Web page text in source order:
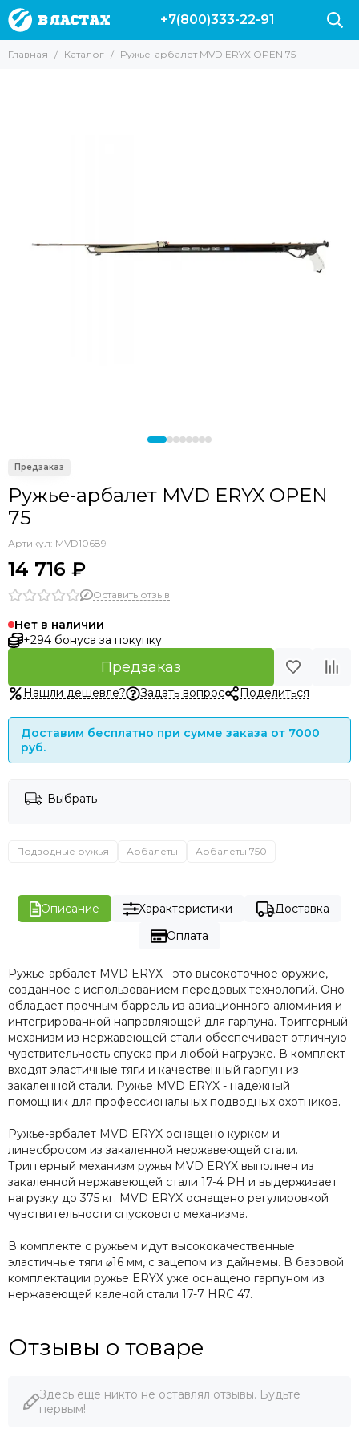
+7(800)333-22-91
Главная Каталог Ружье-арбалет MVD ERYX OPEN 75
Ружье-арбалет MVD ERYX OPEN
75
Артикул: MVD10689
14 716 ₽
Оставить отзыв
Нет в наличии
+294 бонуса за покупку
Предзаказ
Нашли дешевле? Задать вопрос Поделиться
Доставим бесплатно при сумме заказа от 7000
руб.
Выбрать
Подводные ружья Арбалеты Арбалеты 750
Описание Характеристики
Доставка
Оплата
Ружье-арбалет MVD ERYX - это высокоточное оружие,
созданное с использованием передовых технологий. Оно
обладает прочным баррель из авиационного алюминия и
интегрированной направляющей для гарпуна. Триггерный
механизм из нержавеющей стали обеспечивает отличную
чувствительность спуска при любой нагрузке. В комплект
входят эластичные тяги и качественный гарпун из
закаленной стали. Ружье MVD ERYX - надежный
помощник для профессиональных подводных охотников.
Ружье-арбалет MVD ERYX оснащено курком и
линесбросом из закаленной нержавеющей стали.
Триггерный механизм ружья MVD ERYX выполнен из
закаленной нержавеющей стали 17-4 PH и выдерживает
нагрузку до 375 кг. MVD ERYX оснащено регулировкой
чувствительности спускового механизма.
В комплекте с ружьем идут высококачественные
эластичные тяги ⌀16 мм, с зацепом из дайнемы. В базовой
комплектации ружье ERYX уже оснащено гарпуном из
нержавеющей каленой стали 17-7 HRC 47.
Отзывы о товаре
Здесь еще никто не оставлял отзывы. Будьте
первым!